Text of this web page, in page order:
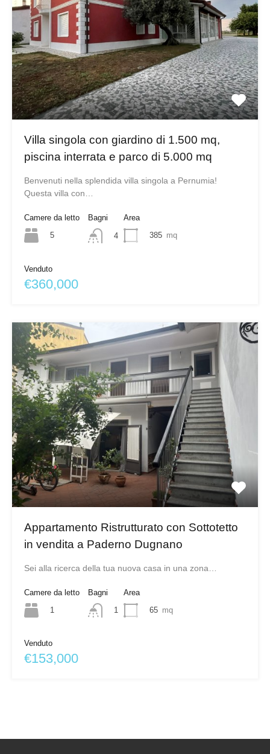
Villa singola con giardino di 1.500 mq,
piscina interrata e parco di 5.000 mq
Benvenuti nella splendida villa singola a Pernumia!
Questa villa con…
Camere da letto
5
Bagni
4
Area
385 mq
Venduto
€360,000
Appartamento Ristrutturato con Sottotetto
in vendita a Paderno Dugnano
Sei alla ricerca della tua nuova casa in una zona…
Camere da letto
1
Bagni
1
Area
65 mq
Venduto
€153,000